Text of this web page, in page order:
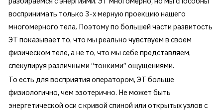
воспринимать только 3-х мерную проекцию нашего
многомерного тела. Поэтому по большей части развитость
ЭТ показывает то, что мы реально чувствуем в своем
физическом теле, а не то, что мы себе представляем,
спекулируя различными “тонкими” ощущениями.
То есть для восприятия оператором, ЭТ больше
физиологично, чем эзотерично. Не может быть
энергетической оси с кривой спиной или открытых узлов с